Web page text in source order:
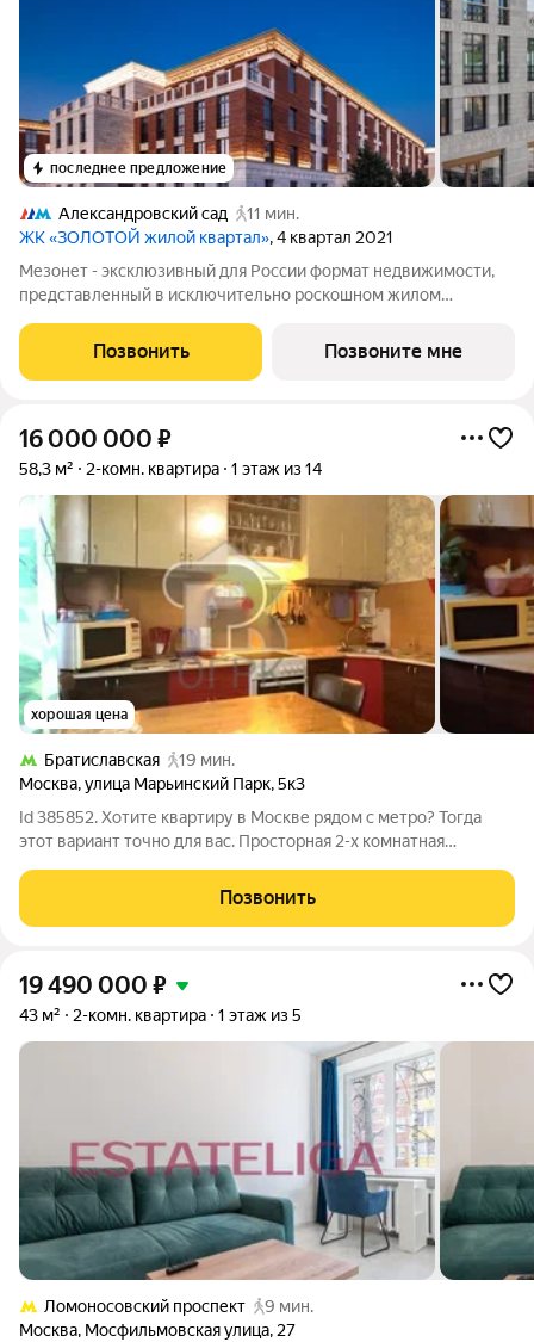
последнее предложение
Александровский сад
11 мин.
ЖК «ЗОЛОТОЙ жилой квартал», 4 квартал 2021
Мезонет - эксклюзивный для России формат недвижимости,
представленный в исключительно роскошном жилом
загородной жизни - в сердце российской истории, в проекте от
лучших российских
Позвонить Позвоните мне
16 000 000 ₽
58,3 м² 2-комн. квартира 1 этаж из 14
хорошая цена
Братиславская
19 мин.
Москва,улица Марьинский Парк,5к3
Id 385852. Хотите квартиру в Москве рядом с метро? Тогда
этот вариант точно для вас. Просторная 2-х комнатная
Москвы, площадью 58.3 кв.м. Квартира с косметическим
ремонтом, готова к заселению,
Позвонить
19 490 000 ₽
43 м² 2-комн. квартира 1 этаж из 5
Ломоносовский проспект
9 мин.
Москва, Мосфильмовская улица, 27